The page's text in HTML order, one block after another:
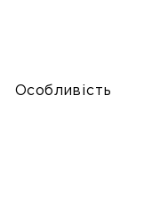
Особливість